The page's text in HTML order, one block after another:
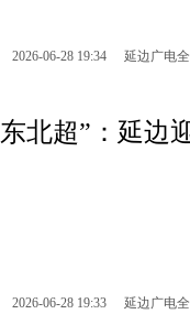
2026-06-28 19:34 延边广电
东北超”：延
2026-06-28 19:33 延边广电